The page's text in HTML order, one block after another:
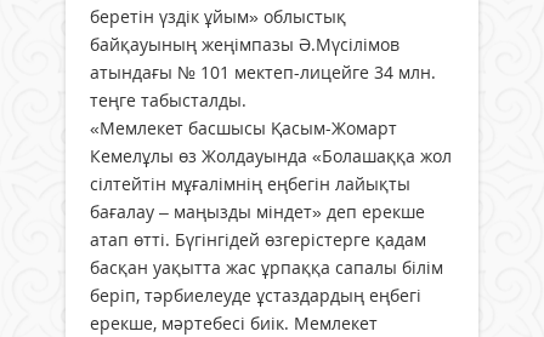
беретін үздік ұйым» облыстық
байқауының жеңімпазы Ә.Мүсілімов
атындағы № 101 мектеп-лицейге 34 млн.
теңге табысталды.
«Мемлекет басшысы Қасым-Жомарт
Кемелұлы өз Жолдауында «Болашаққа жол
сілтейтін мұғалімнің еңбегін лайықты
бағалау – маңызды міндет» деп ерекше
атап өтті. Бүгінгідей өзгерістерге қадам
басқан уақытта жас ұрпаққа сапалы білім
беріп, тәрбиелеуде ұстаздардың еңбегі
ерекше, мәртебесі биік. Мемлекет